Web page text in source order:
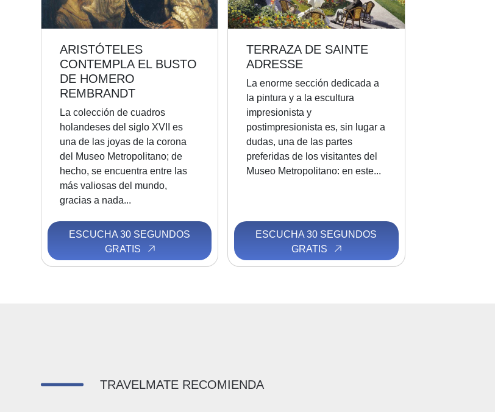
ARISTÓTELES
CONTEMPLA EL BUSTO
DE HOMERO
REMBRANDT
La colección de cuadros
holandeses del siglo XVII es
una de las joyas de la corona
del Museo Metropolitano; de
hecho, se encuentra entre las
más valiosas del mundo,
gracias a nada...
ESCUCHA 30 SEGUNDOS
GRATIS
TERRAZA DE SAINTE
ADRESSE
La enorme sección dedicada a
la pintura y a la escultura
impresionista y
postimpresionista es, sin lugar a
dudas, una de las partes
preferidas de los visitantes del
Museo Metropolitano: en este...
ESCUCHA 30 SEGUNDOS
GRATIS
TRAVELMATE RECOMIENDA